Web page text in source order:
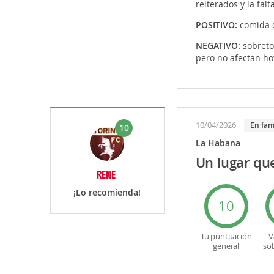
reiterados y la
POSITIVO: comida
NEGATIVO:
pero no afectan
10
RENE
¡Lo recomienda!
10/04/2026 en
La Habana
Un lugar
10
Tu puntuación
general